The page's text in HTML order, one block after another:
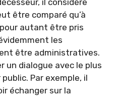
être comparé qu’à
autant être pris
les
être administratives.
un dialogue avec le plus
Par exemple, il
échanger sur la